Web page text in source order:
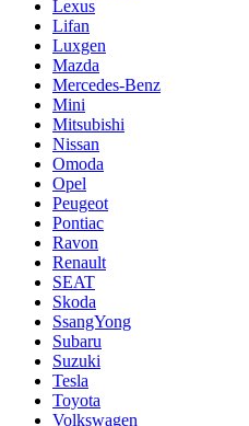
Lexus
Lifan
Luxgen
Mazda
Mercedes-Benz
Mini
Mitsubishi
Nissan
Omoda
Opel
Peugeot
Pontiac
Ravon
Renault
SEAT
Skoda
SsangYong
Subaru
Suzuki
Tesla
Toyota
Volkswagen